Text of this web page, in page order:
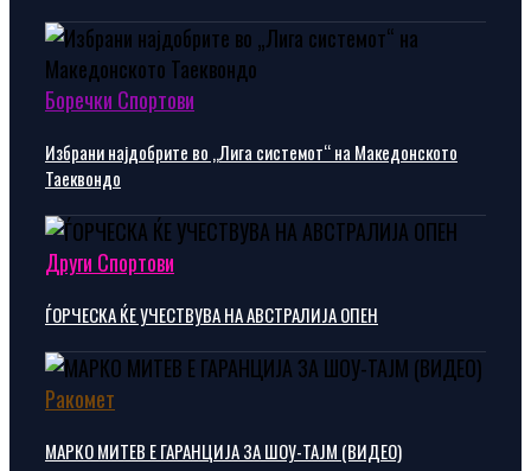
Боречки Спортови
Избрани најдобрите во „Лига системот“ на Македонското
Таеквондо
Други Спортови
ЃОРЧЕСКА ЌЕ УЧЕСТВУВА НА АВСТРАЛИЈА ОПЕН
Ракомет
МАРКО МИТЕВ Е ГАРАНЦИЈА ЗА ШОУ-ТАЈМ (ВИДЕО)